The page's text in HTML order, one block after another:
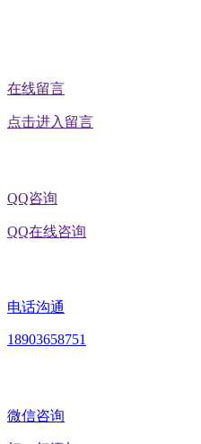
在线留言
点击进入留言
QQ咨询
QQ在线咨询
电话沟通
18903658751
微信咨询